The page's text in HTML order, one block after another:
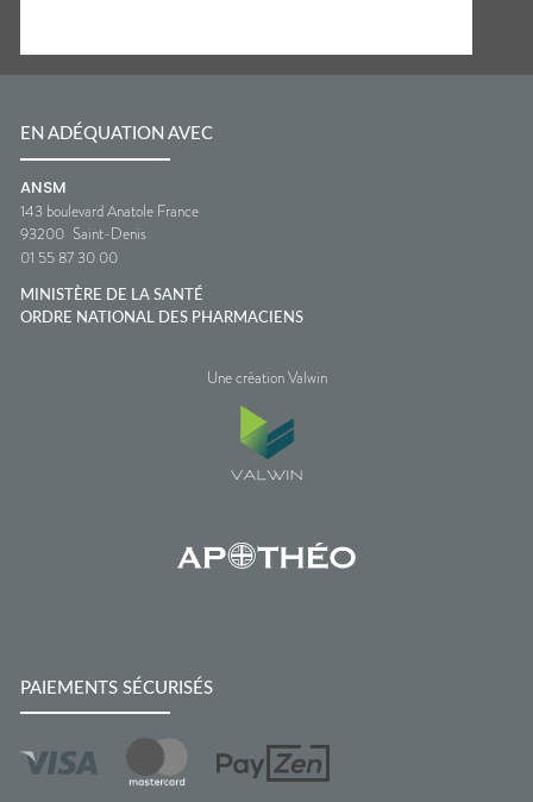
EN ADÉQUATION AVEC
ANSM
143 boulevard Anatole France
93200 Saint-Denis
01 55 87 30 00
MINISTÈRE DE LA SANTÉ
ORDRE NATIONAL DES PHARMACIENS
Une création Valwin
PAIEMENTS SÉCURISÉS